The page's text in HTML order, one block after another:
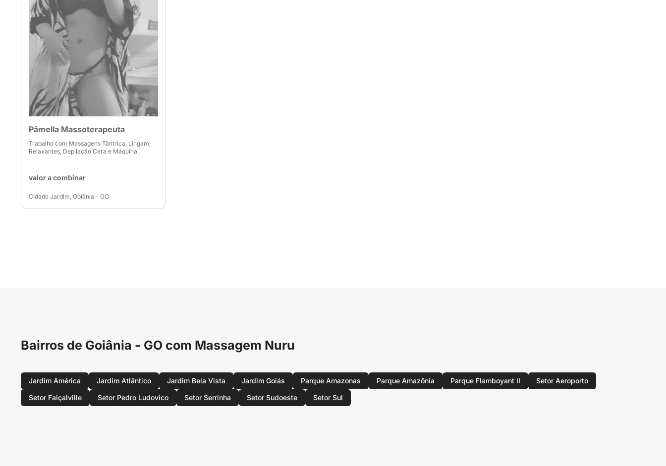
Pâmella Massoterapeuta
Trabalho com Massagens Tântrica, Lingam,
Relaxantes, Depilação Cera e Máquina.
valor a combinar
Cidade Jardim, Goiânia - GO
Bairros de Goiânia - GO com Massagem Nuru
Jardim América Jardim Atlântico Jardim Bela Vista Jardim Goiás Parque Amazonas Parque Amazônia Parque Flamboyant II
Setor Aeroporto
Setor Faiçalville
Setor Pedro Ludovico Setor Serrinha Setor Sudoeste Setor Sul